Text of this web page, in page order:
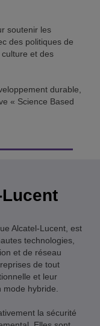
soutenir les
des politiques de
et des
durable,
« Science Based
Alcatel-Lucent, est
technologies,
et de réseau
de tout
et leur
hybride.
la sécurité